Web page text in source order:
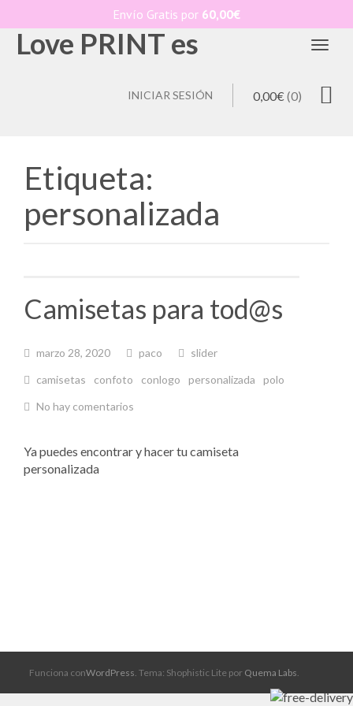
Love PRINT es
0,00€(0)
INICIAR SESIÓN
Etiqueta:
personalizada
Camisetas para tod@s
marzo 28, 2020 paco
slider
camisetas
confoto conlogo personalizada
polo
No hay comentarios
Ya puedes encontrar y hacer tu camiseta
personalizada
Funciona conWordPress. Tema: Shophistic Lite por Quema Labs.
Envío Gratis por 60,00€